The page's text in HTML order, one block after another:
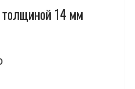
толщиной 14 мм